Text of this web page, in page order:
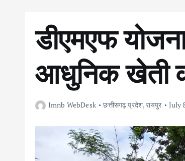
डीएमएफ
आधुनिक खेती
Imnb WebDesk छत्तीसगढ़ प्रदेश,रायपुर July